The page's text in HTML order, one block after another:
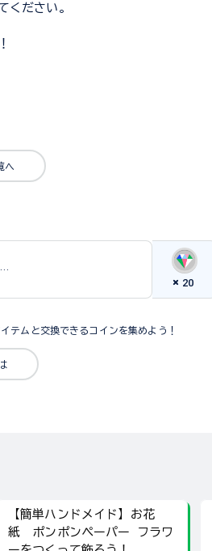
ください。
へ
…
20
テムと交換できるコインを集めよう！
【簡単ハンドメイド】お花
紙 ポンポンペーパー フラワ